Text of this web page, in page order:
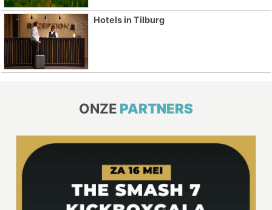
Hotels in Tilburg
ONZE PARTNERS